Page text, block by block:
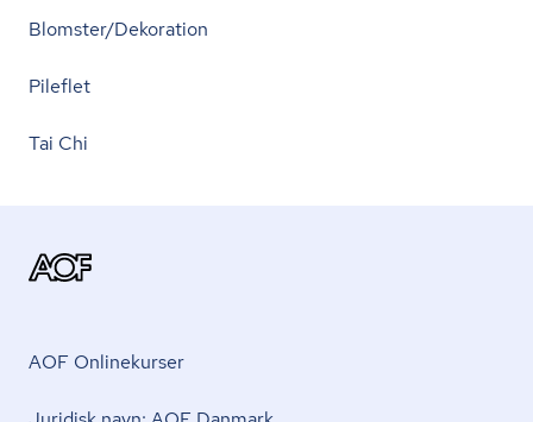
Blomster/Dekoration
Pileflet
Tai Chi
AOF Onlinekurser